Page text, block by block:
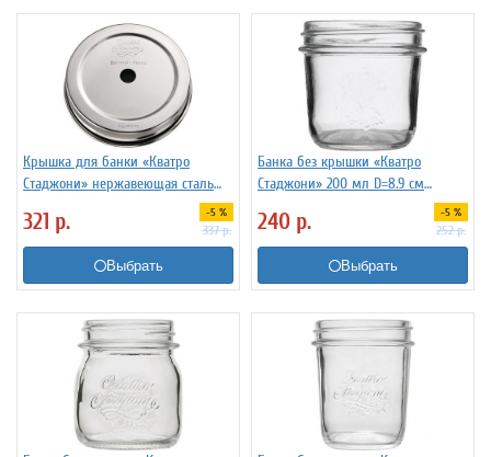
Крышка для банки «Кватро
Стаджони» нержавеющая сталь
D=7 см Bormioli Rocco - Fidenza
4148410
321 р. -5 %
337р.
Выбрать
Банка без крышки «Кватро
Стаджони» 200 мл D=8.9 см
240 р. -5 %
252р.
Выбрать